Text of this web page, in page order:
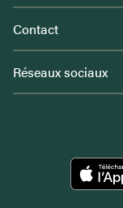
Contact
Réseaux sociaux